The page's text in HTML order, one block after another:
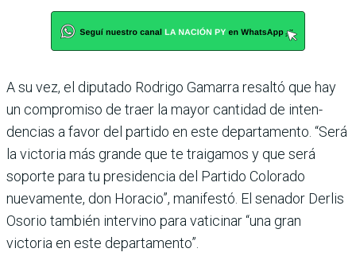
A su vez, el diputado Rodrigo Gamarra resaltó que hay
un compromiso de traer la mayor cantidad de inten­
dencias a favor del partido en este departamento. “Será
la victoria más grande que te traigamos y que será
soporte para tu presidencia del Par­tido Colorado
nuevamente, don Horacio”, manifestó. El senador Derlis
Osorio tam­bién intervino para vatici­nar “una gran
victoria en este departamento”.